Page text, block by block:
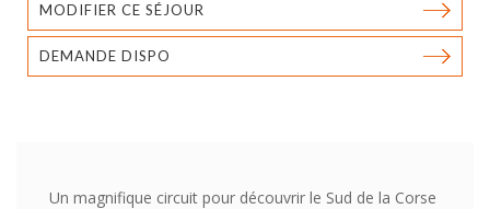
MODIFIER CE SÉJOUR
DEMANDE DISPO
Un magnifique circuit pour découvrir le Sud de la Corse